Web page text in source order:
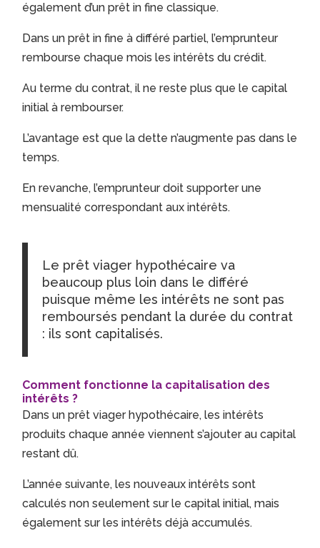
également d’un prêt in fine classique.
Dans un prêt in fine à différé partiel, l’emprunteur
rembourse chaque mois les intérêts du crédit.
Au terme du contrat, il ne reste plus que le capital
initial à rembourser.
L’avantage est que la dette n’augmente pas dans le
temps.
En revanche, l’emprunteur doit supporter une
mensualité correspondant aux intérêts.
Le prêt viager hypothécaire va
beaucoup plus loin dans le différé
puisque même les intérêts ne sont pas
remboursés pendant la durée du contrat
: ils sont capitalisés.
Comment fonctionne la capitalisation des
intérêts ?
Dans un prêt viager hypothécaire, les intérêts
produits chaque année viennent s’ajouter au capital
restant dû.
L’année suivante, les nouveaux intérêts sont
calculés non seulement sur le capital initial, mais
également sur les intérêts déjà accumulés.